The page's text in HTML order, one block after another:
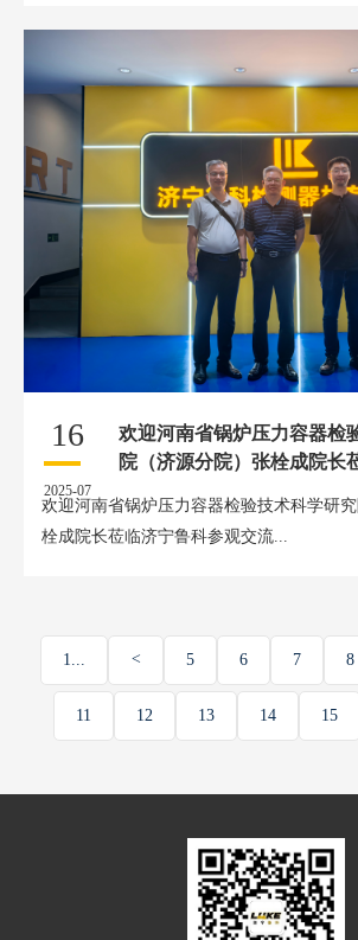
16
2025-07
欢迎河南省锅炉压力容器检
院（济源分院）张栓成院长
欢迎河南省锅炉压力容器检验技术科学研
栓成院长莅临济宁鲁科参观交流...
1... < 5 6 7 8
11 12 13 14 15